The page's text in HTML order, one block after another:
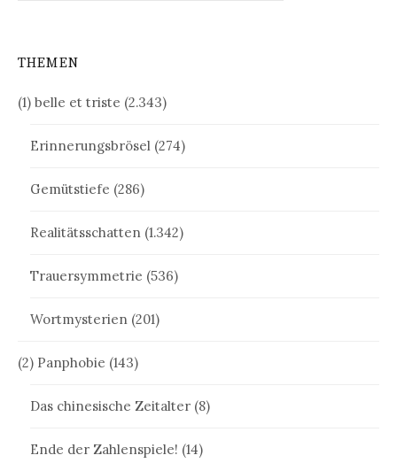
THEMEN
(1) belle et triste (2.343)
Erinnerungsbrösel (274)
Gemütstiefe (286)
Realitätsschatten (1.342)
Trauersymmetrie (536)
Wortmysterien (201)
(2) Panphobie (143)
Das chinesische Zeitalter (8)
Ende der Zahlenspiele! (14)